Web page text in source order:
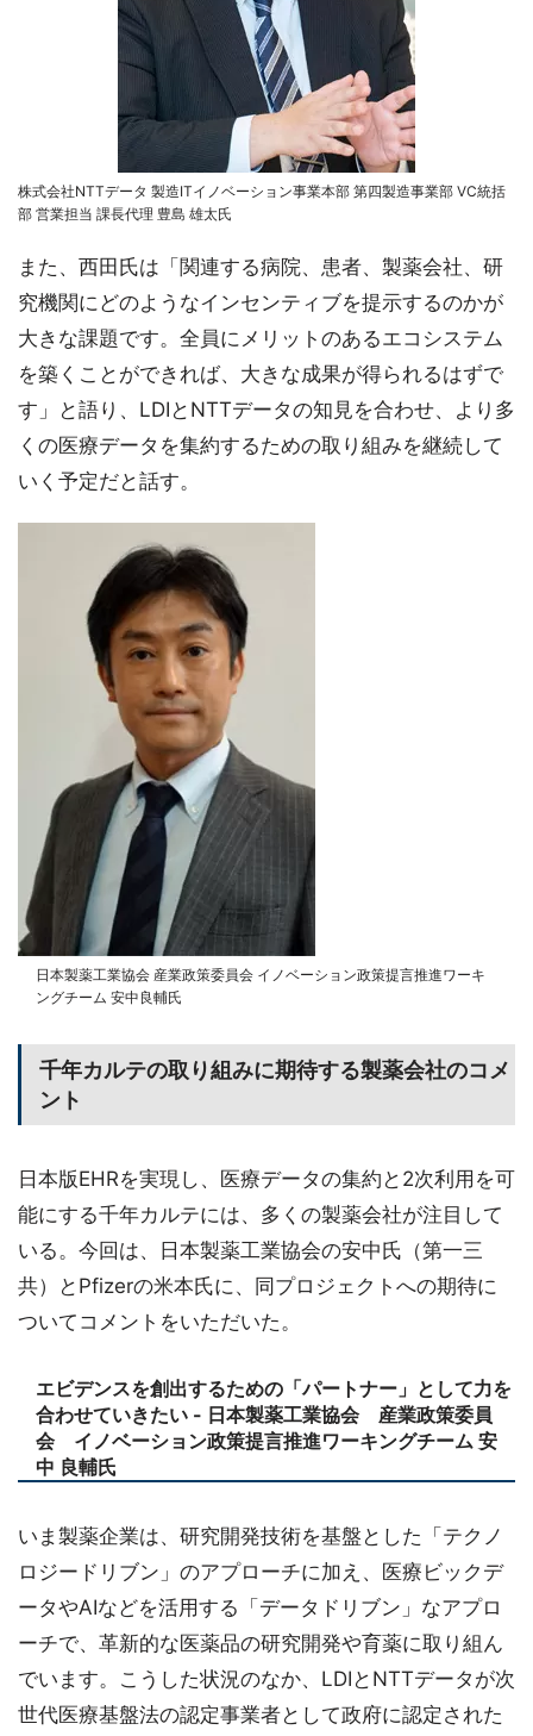
株式会社NTTデータ 製造ITイノベーション事業本部 第四製造事業部 VC統括
部 営業担当 課長代理 豊島 雄太氏
また、西田氏は「関連する病院、患者、製薬会社、研
究機関にどのようなインセンティブを提示するのかが
大きな課題です。全員にメリットのあるエコシステム
を築くことができれば、大きな成果が得られるはずで
す」と語り、LDIとNTTデータの知見を合わせ、より多
くの医療データを集約するための取り組みを継続して
いく予定だと話す。
日本製薬工業協会 産業政策委員会 イノベーション政策提言推進ワーキ
ングチーム 安中良輔氏
千年カルテの取り組みに期待する製薬会社のコメ
ント
日本版EHRを実現し、医療データの集約と2次利用を可
能にする千年カルテには、多くの製薬会社が注目して
いる。今回は、日本製薬工業協会の安中氏（第一三
共）とPfizerの米本氏に、同プロジェクトへの期待に
ついてコメントをいただいた。
エビデンスを創出するための「パートナー」として力を
合わせていきたい - 日本製薬工業協会 産業政策委員
会 イノベーション政策提言推進ワーキングチーム 安
中 良輔氏
いま製薬企業は、研究開発技術を基盤とした「テクノ
ロジードリブン」のアプローチに加え、医療ビックデ
ータやAIなどを活用する「データドリブン」なアプロ
ーチで、革新的な医薬品の研究開発や育薬に取り組ん
でいます。こうした状況のなか、LDIとNTTデータが次
世代医療基盤法の認定事業者として政府に認定された